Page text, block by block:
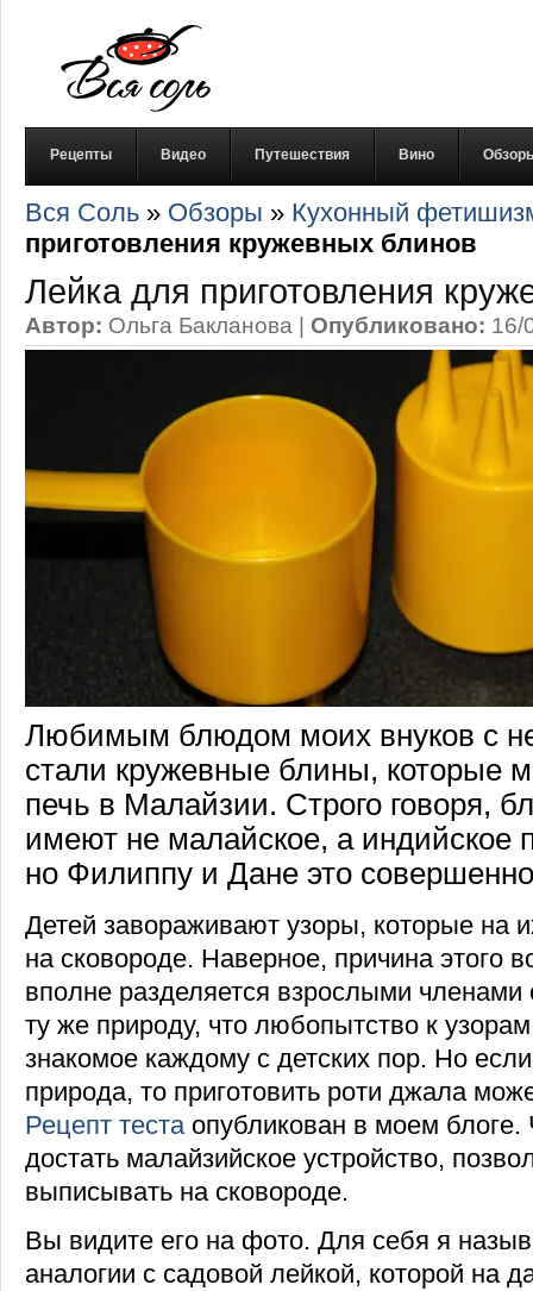
Рецепты Видео Путешествия Вино
Вся Соль » Обзоры » Кухонный
приготовления кружевных блинов
Лейка для приготовления
Автор: Ольга Бакланова | Опубликовано: 16/
Любимым блюдом моих внуков с
стали кружевные блины, которые
печь в Малайзии. Строго говоря,
имеют не малайское, а индийское
но Филиппу и Дане это
Детей завораживают узоры, которые на
на сковороде. Наверное, причина этого
вполне разделяется взрослыми членами
ту же природу, что любопытство к
знакомое каждому с детских пор. Но
природа, то приготовить роти джала
Рецепт тестаопубликован в моем блоге.
достать малайзийское устройство,
выписывать на сковороде.
Вы видите его на фото. Для себя я
аналогии с садовой лейкой, которой на